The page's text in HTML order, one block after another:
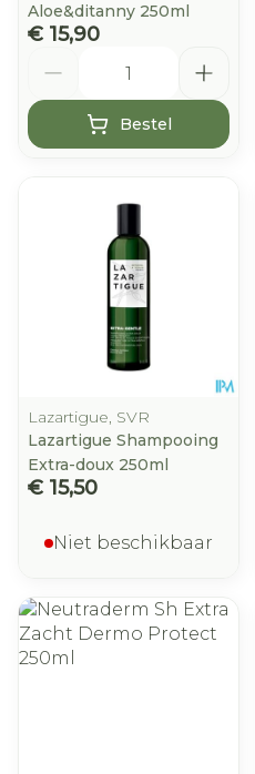
Aloe&ditanny 250ml
€ 15,90
Bestel
Lazartigue, SVR
Lazartigue Shampooing
Extra-doux 250ml
€ 15,50
Niet beschikbaar